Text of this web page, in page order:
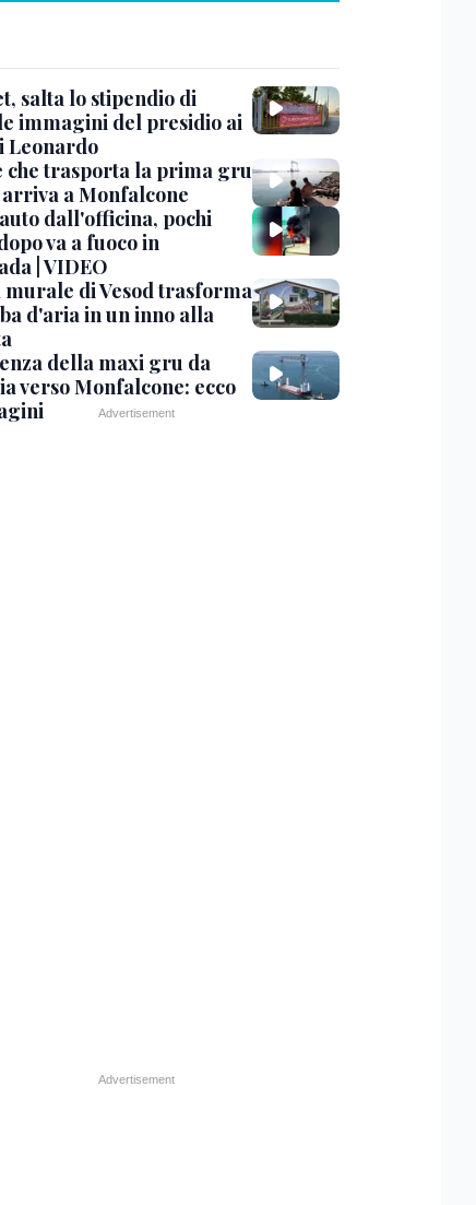
salta lo stipendio di
immagini del presidio ai
Leonardo
che trasporta la prima gru
a Monfalcone
dall'officina, pochi
va a fuoco in
| VIDEO
di Vesod trasforma
d'aria in un inno alla
della maxi gru da
verso Monfalcone: ecco